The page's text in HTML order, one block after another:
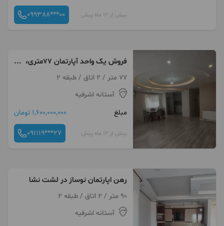
بیش از 12 ماه پیش 099388***00
فروش یک واحد آپارتمان 77متری،
حوالی کوثر
77 متر / 2 اتاق / طبقه 2
آستانه اشرفیه
مبلغ
1,600,000,000 تومان
بیش از 12 ماه پیش 091119***27
رهن اپارتمان نوساز در لشت نشا
90 متر / 2 اتاق / طبقه 2
آستانه اشرفیه